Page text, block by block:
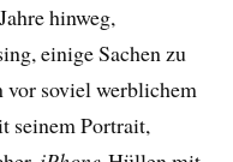
hinweg,
einige Sachen zu
vor soviel werblichem
seinem Portrait,